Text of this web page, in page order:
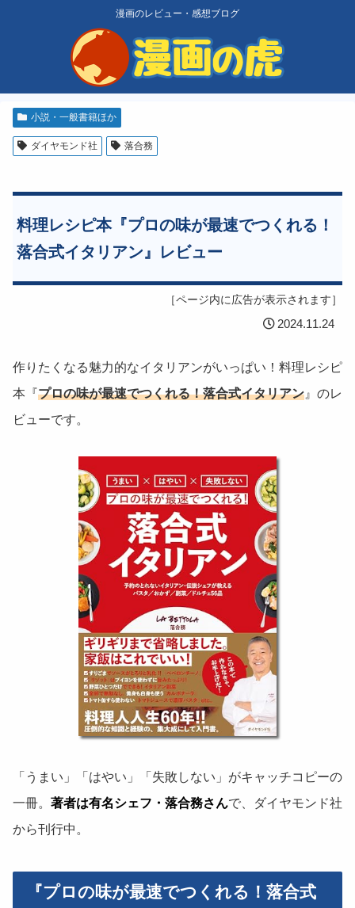
漫画のレビュー・感想ブログ
小説・一般書籍ほか
ダイヤモンド社 落合務
料理レシピ本『プロの味が最速でつくれる！
落合式イタリアン』レビュー
［ページ内に広告が表示されます］
2024.11.24
作りたくなる魅力的なイタリアンがいっぱい！料理レシピ
本『プロの味が最速でつくれる！落合式イタリアン 』のレ
ビューです。
「うまい」「はやい」「失敗しない」がキャッチコピーの
一冊。 著者は有名シェフ・落合務さんで、ダイヤモンド社
から刊行中。
『プロの味が最速でつくれる！落合式